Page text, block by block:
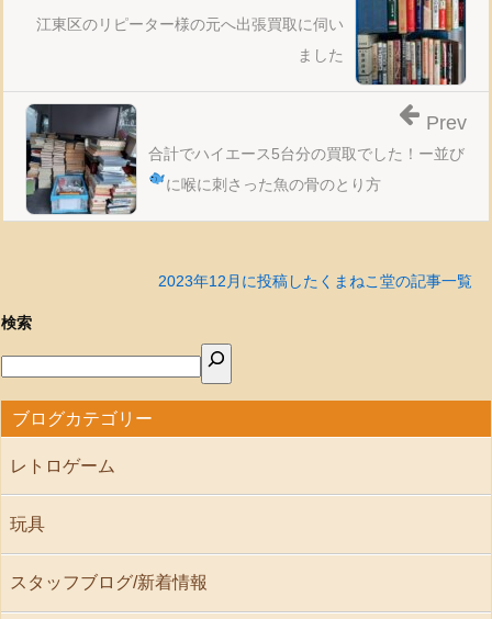
江東区のリピーター様の元へ出張買取に伺い
ました
合計でハイエース5台分の買取でした！ー並び
に喉に刺さった魚の骨のとり方
Prev
2023年12月に投稿したくまねこ堂の記事一覧
検索
ブログカテゴリー
レトロゲーム
玩具
スタッフブログ/新着情報